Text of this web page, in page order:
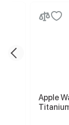
Apple